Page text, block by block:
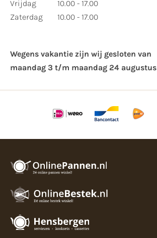
Vrijdag
Zaterdag
10.00 - 17.00
10.00 - 17.00
Wegens vakantie zijn wij gesloten van ​
maandag 3 t/m maandag 24 augustus